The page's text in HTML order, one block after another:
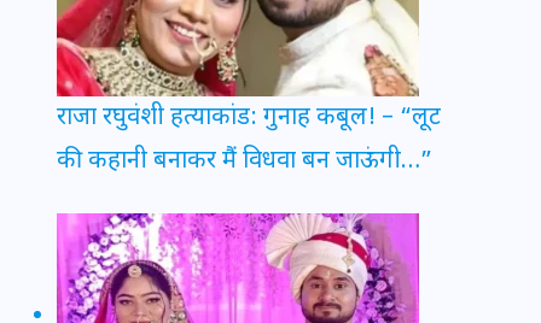
राजा रघुवंशी हत्याकांड: गुनाह कबूल! – “लूट
की कहानी बनाकर मैं विधवा बन जाऊंगी…”